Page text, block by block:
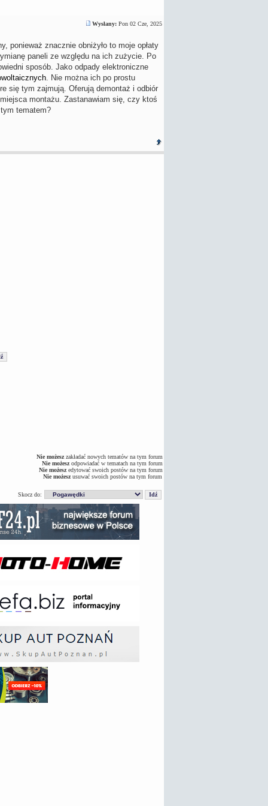
Wysłany:Pon 02 Cze, 2025
ponieważ znacznie obniżyło to moje opłaty
paneli ze względu na ich zużycie. Po
sposób. Jako odpady elektroniczne
. Nie można ich po prostu
się tym zajmują. Oferują demontaż i odbiór
montażu. Zastanawiam się, czy ktoś
tematem?
Nie możeszzakładać nowych tematów na tym forum
Nie możeszodpowiadać w tematach na tym forum
Nie możeszedytować swoich postów na tym forum
Nie możeszusuwać swoich postów na tym forum
Skocz do: